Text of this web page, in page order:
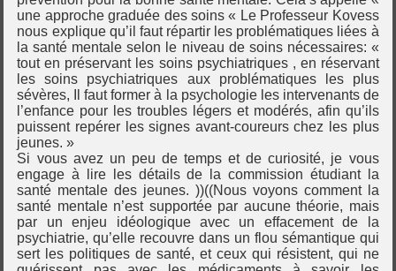
une approche graduée des soins « Le Professeur Kovess
nous explique qu’il faut répartir les problématiques liées à
la santé mentale selon le niveau de soins nécessaires: «
tout en préservant les soins psychiatriques , en réservant
les soins psychiatriques aux problématiques les plus
sévères, Il faut former à la psychologie les intervenants de
l’enfance pour les troubles légers et modérés, afin qu’ils
puissent repérer les signes avant-coureurs chez les plus
jeunes. »
Si vous avez un peu de temps et de curiosité, je vous
engage à lire les détails de la commission étudiant la
santé mentale des jeunes. ))((Nous voyons comment la
santé mentale n’est supportée par aucune théorie, mais
par un enjeu idéologique avec un effacement de la
psychiatrie, qu’elle recouvre dans un flou sémantique qui
sert les politiques de santé, et ceux qui résistent, qui ne